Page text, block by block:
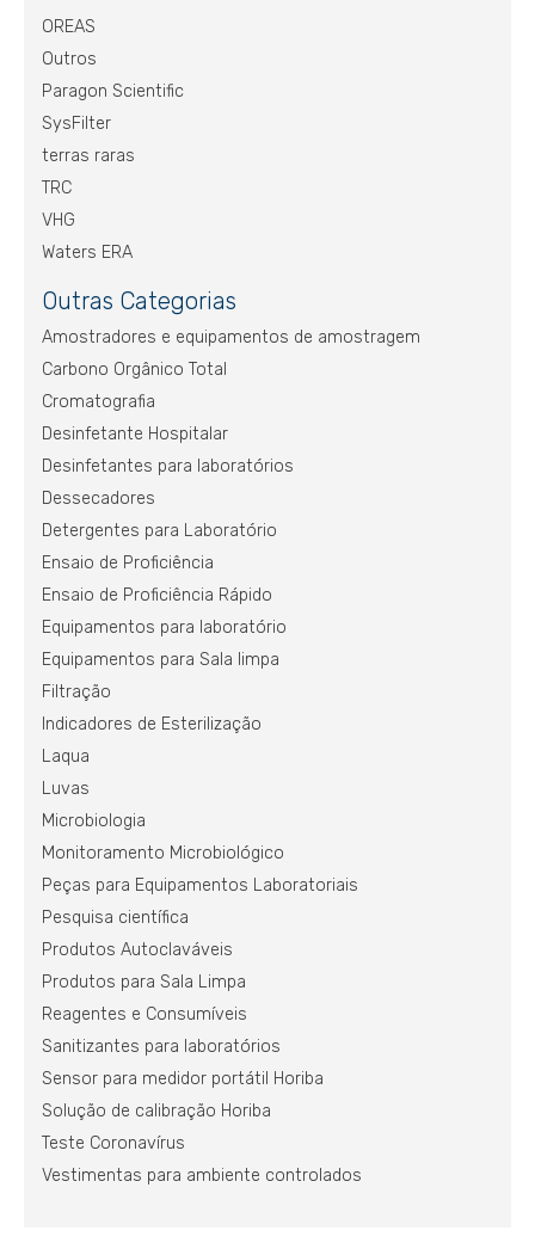
OREAS
Outros
Paragon Scientific
SysFilter
terras raras
TRC
VHG
Waters ERA
Outras Categorias
Amostradores e equipamentos de amostragem
Carbono Orgânico Total
Cromatografia
Desinfetante Hospitalar
Desinfetantes para laboratórios
Dessecadores
Detergentes para Laboratório
Ensaio de Proficiência
Ensaio de Proficiência Rápido
Equipamentos para laboratório
Equipamentos para Sala limpa
Filtração
Indicadores de Esterilização
Laqua
Luvas
Microbiologia
Monitoramento Microbiológico
Peças para Equipamentos Laboratoriais
Pesquisa científica
Produtos Autoclaváveis
Produtos para Sala Limpa
Reagentes e Consumíveis
Sanitizantes para laboratórios
Sensor para medidor portátil Horiba
Solução de calibração Horiba
Teste Coronavírus
Vestimentas para ambiente controlados